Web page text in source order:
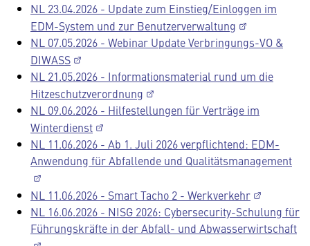
NL 23.04.2026 - Update zum Einstieg/Einloggen im
EDM-System und zur Benutzerverwaltung
NL 07.05.2026 - Webinar Update Verbringungs-VO &
DIWASS
NL 21.05.2026 - Informationsmaterial rund um die
Hitzeschutzverordnung
NL 09.06.2026 - Hilfestellungen für Verträge im
Winterdienst
NL 11.06.2026 - Ab 1. Juli 2026 verpflichtend: EDM-
Anwendung für Abfallende und Qualitätsmanagement
NL 11.06.2026 - Smart Tacho 2 - Werkverkehr
NL 16.06.2026 - NISG 2026: Cybersecurity-Schulung für
Führungskräfte in der Abfall- und Abwasserwirtschaft